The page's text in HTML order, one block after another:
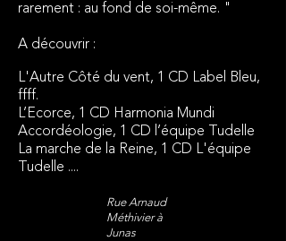
rarement : au fond de soi-même. "
A découvrir :
L'Autre Côté du vent, 1 CD Label Bleu,
ffff.
L’Ecorce, 1 CD Harmonia Mundi
Accordéologie, 1 CD l’équipe Tudelle
La marche de la Reine, 1 CD L'équipe
Tudelle ....
Rue Arnaud
Méthivier à
Junas